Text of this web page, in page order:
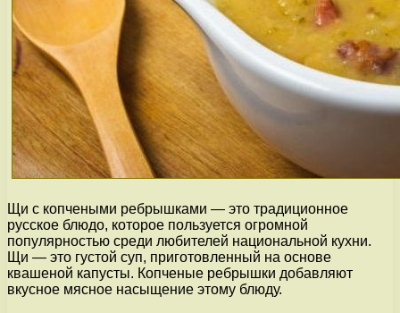
Щи с копчеными ребрышками — это традиционное
русское блюдо, которое пользуется огромной
популярностью среди любителей национальной кухни.
Щи — это густой суп, приготовленный на основе
квашеной капусты. Копченые ребрышки добавляют
вкусное мясное насыщение этому блюду.